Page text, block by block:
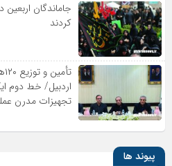
جاماندگان اربعین
کردند
اردبیل/ خط دوم
تجهیزات مدرن
پیوند ها